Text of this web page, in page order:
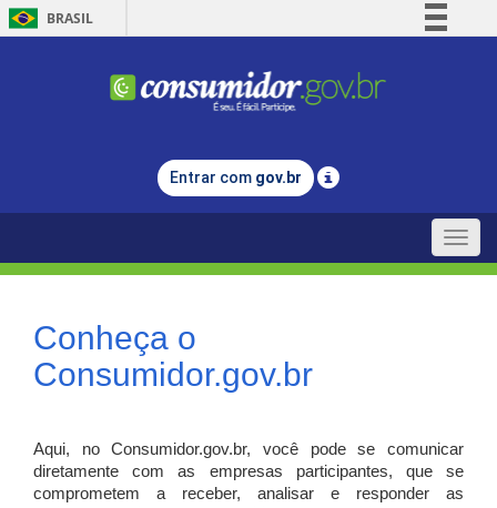
BRASIL
Comunica BR
Legislação
Entrar com gov.br
Toggle
Conheça o
Consumidor.gov.br
Aqui, no Consumidor.gov.br, você pode se comunicar
diretamente com as empresas participantes, que se
comprometem a receber, analisar e responder as